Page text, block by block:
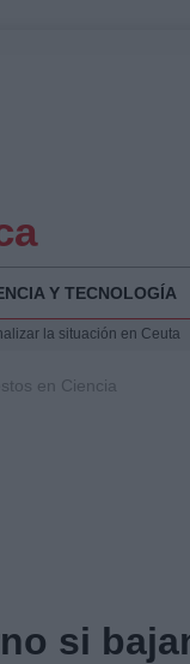
Y TECNOLOGÍA
la situación en Ceuta
masiva de migrantes
en Ciencia
si